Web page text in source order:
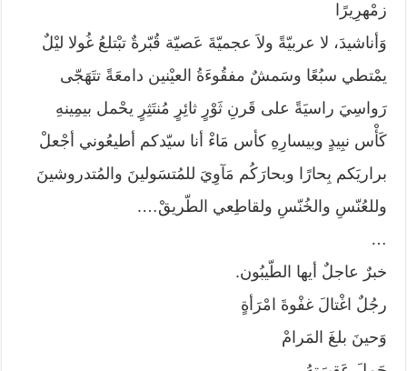
زمْهرِيرًا
وَأناشيدَ، لا عربيّةً ولاَ عجميّةَ عَصيّة قُبّرةٌ تبْتلعُ غُولا ليْلٌ
يمْتطي سبُعًا وسَمشٌ مفقُوءَةُ العيْنين دامعَةً تتَهَجّى
رَواسِيَ راسيَةً على قَرنِ ثَوْرٍ ثائِرٍ مُنتَثِرٍ يحْمل بيمِينهِ
كَأْس نبِيدٍ وبيسارِهِ كأس مَاءْ أنا سيّدكم أطيعُوني أجْعلْ
براريَكم بِحارًا وبحارَكُم مَآوِيَ للمُتسَولينَ والمُتدروشينَ
وللعُنّسِ والخُنّسِ ولقاطِعي الطّريقْ….
…
خبرٌ عاجلٌ أيها الطّيبُون.
رجُلٌ اغْتالَ غفْوةَ امْرَأةٍ
وَحينَ بلغَ المَرامْ